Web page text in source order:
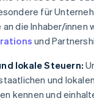
für
die Inhaber/innen
und
lokale Steuern:
und
kennen und